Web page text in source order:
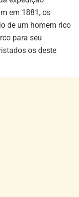
em 1881, os
de um homem rico
para seu
os deste